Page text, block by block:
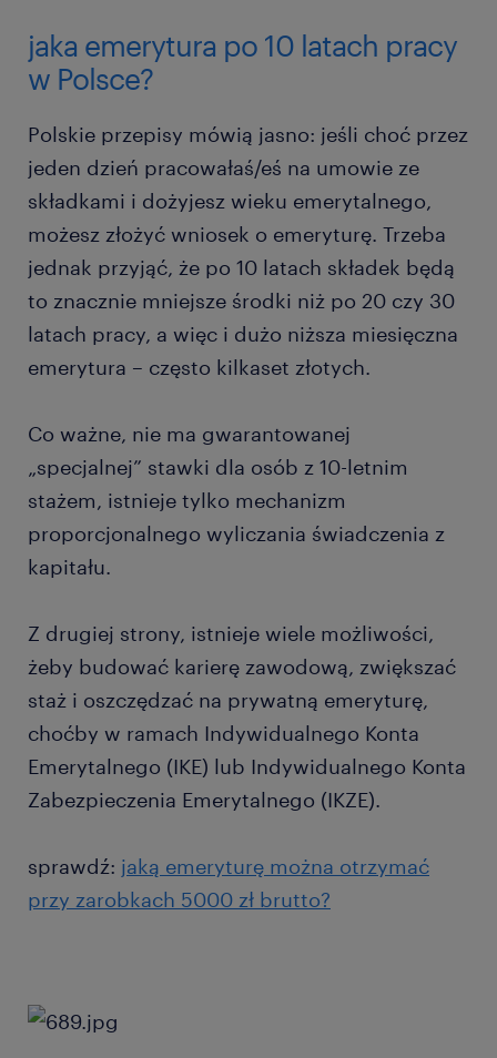
jaka emerytura po 10 latach pracy
w Polsce?
Polskie przepisy mówią jasno: jeśli choć przez
jeden dzień pracowałaś/eś na umowie ze
składkami i dożyjesz wieku emerytalnego,
możesz złożyć wniosek o emeryturę. Trzeba
jednak przyjąć, że po 10 latach składek będą
to znacznie mniejsze środki niż po 20 czy 30
latach pracy, a więc i dużo niższa miesięczna
emerytura – często kilkaset złotych.
Co ważne, nie ma gwarantowanej
„specjalnej” stawki dla osób z 10-letnim
stażem, istnieje tylko mechanizm
proporcjonalnego wyliczania świadczenia z
kapitału.
Z drugiej strony, istnieje wiele możliwości,
żeby budować karierę zawodową, zwiększać
staż i oszczędzać na prywatną emeryturę,
choćby w ramach Indywidualnego Konta
Emerytalnego (IKE) lub Indywidualnego Konta
Zabezpieczenia Emerytalnego (IKZE).
sprawdź: jaką emeryturę można otrzymać
przy zarobkach 5000 zł brutto?